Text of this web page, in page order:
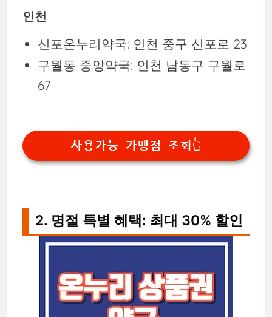
인천
신포온누리약국: 인천 중구 신포로 23
구월동 중앙약국: 인천 남동구 구월로
67
사용가능 가맹점 조회👆
2. 명절 특별 혜택: 최대 30% 할인